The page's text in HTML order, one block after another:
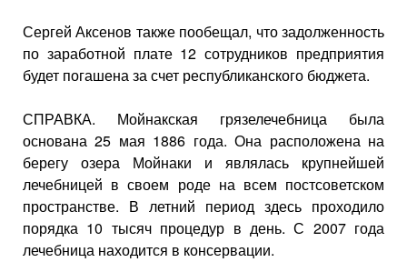
Сергей Аксенов также пообещал, что задолженность
по заработной плате 12 сотрудников предприятия
будет погашена за счет республиканского бюджета.
СПРАВКА. Мойнакская грязелечебница была
основана 25 мая 1886 года. Она расположена на
берегу озера Мойнаки и являлась крупнейшей
лечебницей в своем роде на всем постсоветском
пространстве. В летний период здесь проходило
порядка 10 тысяч процедур в день. С 2007 года
лечебница находится в консервации.